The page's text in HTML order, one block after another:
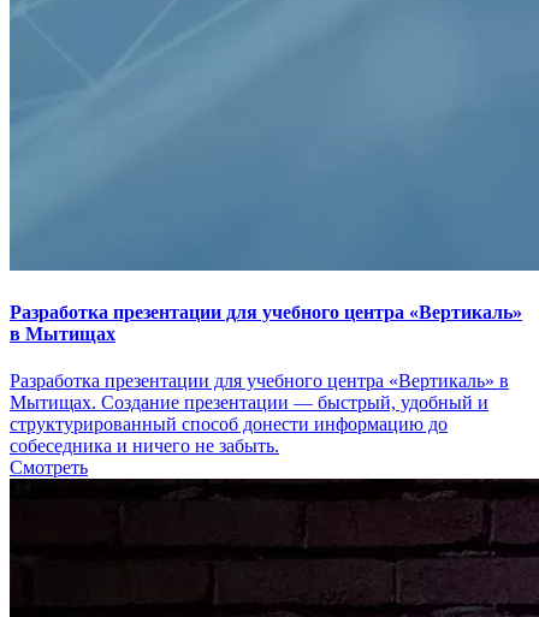
Разработка презентации для учебного центра «Вертикаль»
в Мытищах
Разработка презентации для учебного центра «Вертикаль» в
Мытищах. Создание презентации — быстрый, удобный и
структурированный способ донести информацию до
собеседника и ничего не забыть.
Смотреть